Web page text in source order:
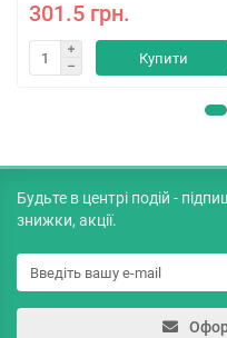
301.5 грн.
Купити
Будьте в центрі подій -
знижки, акції.